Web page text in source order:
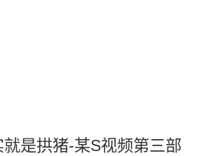
就是拱猪-某S视频第三部